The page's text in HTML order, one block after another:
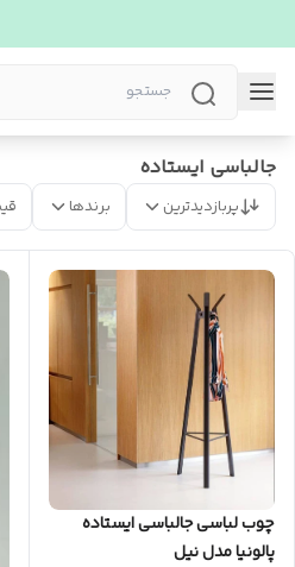
جالباسی ایستاده
پربازدیدترین برندها
چوب لباسی جالباسی ایستاده
پالونیا مدل نیل